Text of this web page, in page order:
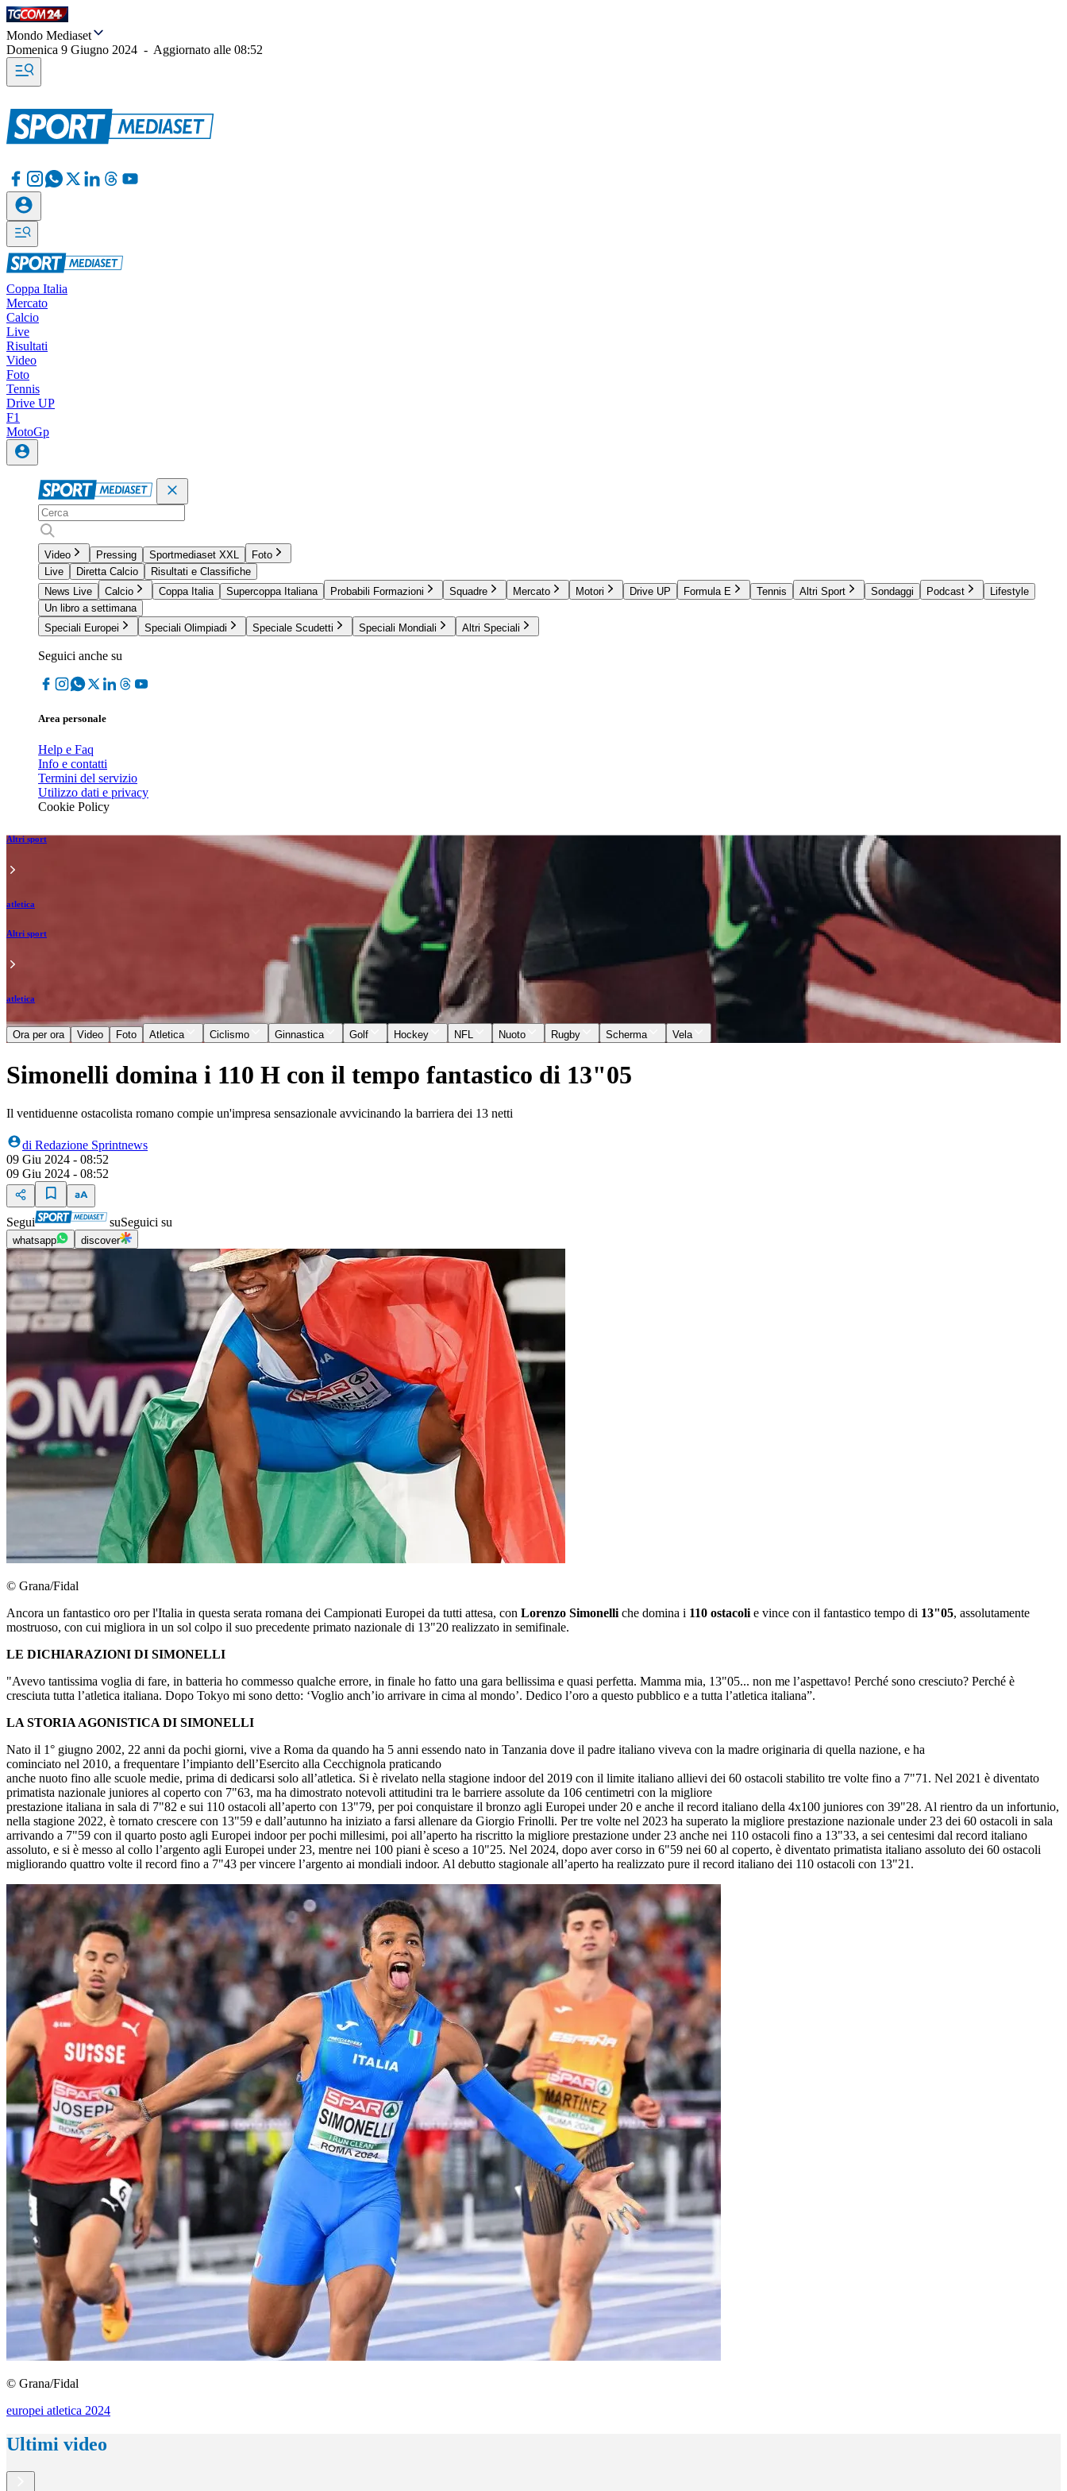
Mondo Mediaset
Domenica 9 Giugno 2024 - Aggiornato alle 08:52
Coppa Italia
Mercato
Calcio
Live
Risultati
Video
Foto
Tennis
Drive UP
F1
MotoGp
Video Pressing Sportmediaset XXL
Foto
Live
Diretta Calcio
Risultati e Classifiche
News Live
Calcio Coppa Italia Supercoppa Italiana Probabili Formazioni Squadre Mercato Motori Drive UP Formula E Tennis Altri Sport Sondaggi Podcast
Lifestyle
Un libro a settimana
Speciali Europei
Speciali Olimpiadi Speciale Scudetti Speciali Mondiali Altri Speciali
Seguici anche su
Area personale
Help e Faq
Info e contatti
Termini del servizio
Utilizzo dati e privacy
Cookie Policy
Altri sport
atletica
Altri sport
atletica
Ora per ora Video Foto Atletica Ciclismo Ginnastica Golf Hockey NFL Nuoto Rugby Scherma Vela
Simonelli domina i 110 H con il tempo fantastico di 13"05
Il ventiduenne ostacolista romano compie un'impresa sensazionale avvicinando la barriera dei 13 netti
di Redazione Sprintnews
09 Giu 2024 - 08:52
09 Giu 2024 - 08:52
Segui suSeguici su
whatsapp discover
© Grana/Fidal
Ancora un fantastico oro per l'Italia in questa serata romana dei Campionati Europei da tutti attesa, con Lorenzo Simonelli che domina i 110 ostacoli e vince con il fantastico tempo di 13"05, assolutamente
mostruoso, con cui migliora in un sol colpo il suo precedente primato nazionale di 13"20 realizzato in semifinale.
LE DICHIARAZIONI DI SIMONELLI
"Avevo tantissima voglia di fare, in batteria ho commesso qualche errore, in finale ho fatto una gara bellissima e quasi perfetta. Mamma mia, 13"05... non me l’aspettavo! Perché sono cresciuto? Perché è
cresciuta tutta l’atletica italiana. Dopo Tokyo mi sono detto: ‘Voglio anch’io arrivare in cima al mondo’. Dedico l’oro a questo pubblico e a tutta l’atletica italiana”.
LA STORIA AGONISTICA DI SIMONELLI
Nato il 1° giugno 2002, 22 anni da pochi giorni, vive a Roma da quando ha 5 anni essendo nato in Tanzania dove il padre italiano viveva con la madre originaria di quella nazione, e ha
cominciato nel 2010, a frequentare l’impianto dell’Esercito alla Cecchignola praticando
anche nuoto fino alle scuole medie, prima di dedicarsi solo all’atletica. Si è rivelato nella stagione indoor del 2019 con il limite italiano allievi dei 60 ostacoli stabilito tre volte fino a 7"71. Nel 2021 è diventato
primatista nazionale juniores al coperto con 7"63, ma ha dimostrato notevoli attitudini tra le barriere assolute da 106 centimetri con la migliore
prestazione italiana in sala di 7"82 e sui 110 ostacoli all’aperto con 13"79, per poi conquistare il bronzo agli Europei under 20 e anche il record italiano della 4x100 juniores con 39"28. Al rientro da un infortunio,
nella stagione 2022, è tornato crescere con 13"59 e dall’autunno ha iniziato a farsi allenare da Giorgio Frinolli. Per tre volte nel 2023 ha superato la migliore prestazione nazionale under 23 dei 60 ostacoli in sala
arrivando a 7"59 con il quarto posto agli Europei indoor per pochi millesimi, poi all’aperto ha riscritto la migliore prestazione under 23 anche nei 110 ostacoli fino a 13"33, a sei centesimi dal record italiano
assoluto, e si è messo al collo l’argento agli Europei under 23, mentre nei 100 piani è sceso a 10"25. Nel 2024, dopo aver corso in 6"59 nei 60 al coperto, è diventato primatista italiano assoluto dei 60 ostacoli
migliorando quattro volte il record fino a 7"43 per vincere l’argento ai mondiali indoor. Al debutto stagionale all’aperto ha realizzato pure il record italiano dei 110 ostacoli con 13"21.
© Grana/Fidal
europei atletica 2024
Ultimi video